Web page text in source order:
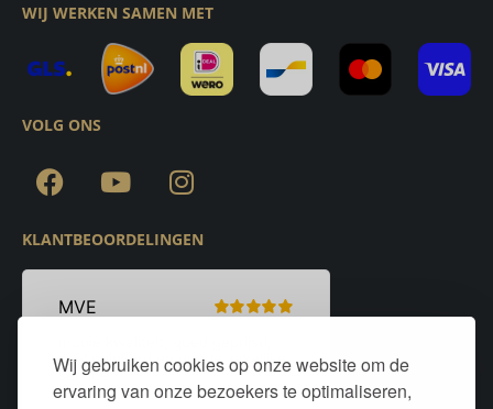
Wij gebruiken cookies op onze website om de
ervaring van onze bezoekers te optimaliseren,
WIJ WERKEN SAMEN MET
VOLG ONS
KLANTBEOORDELINGEN